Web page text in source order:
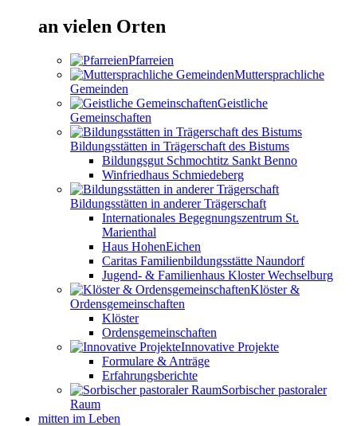
an vielen Orten
Pfarreien
Muttersprachliche
Gemeinden
Geistliche
Gemeinschaften
Bildungsstätten in Trägerschaft des Bistums
Bildungsgut Schmochtitz Sankt Benno
Winfriedhaus Schmiedeberg
Bildungsstätten in anderer Trägerschaft
Internationales Begegnungszentrum St.
Marienthal
Haus HohenEichen
Caritas Familienbildungsstätte Naundorf
Jugend- & Familienhaus Kloster Wechselburg
Klöster &
Ordensgemeinschaften
Klöster
Ordensgemeinschaften
Innovative Projekte
Formulare & Anträge
Erfahrungsberichte
Sorbischer pastoraler
Raum
mitten im Leben